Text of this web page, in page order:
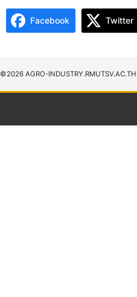
Facebook Twitter
©2026 AGRO-